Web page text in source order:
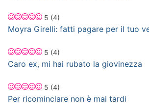
5 (4)
Moyra Girelli: fatti pagare per il tuo
5 (4)
Caro ex, mi hai rubato la giovinezza
5 (4)
Per ricominciare non è mai tardi